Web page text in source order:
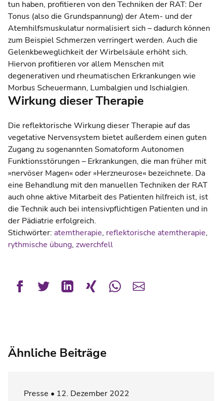
tun haben, profitieren von den Techniken der RAT: Der
Tonus (also die Grundspannung) der Atem- und der
Atemhilfsmuskulatur normalisiert sich – dadurch können
zum Beispiel Schmerzen verringert werden. Auch die
Gelenkbeweglichkeit der Wirbelsäule erhöht sich.
Hiervon profitieren vor allem Menschen mit
degenerativen und rheumatischen Erkrankungen wie
Morbus Scheuermann, Lumbalgien und Ischialgien.
Wirkung dieser Therapie
Die reflektorische Wirkung dieser Therapie auf das
vegetative Nervensystem bietet außerdem einen guten
Zugang zu sogenannten Somatoform Autonomen
Funktionsstörungen – Erkrankungen, die man früher mit
»nervöser Magen« oder »Herzneurose« bezeichnete. Da
eine Behandlung mit den manuellen Techniken der RAT
auch ohne aktive Mitarbeit des Patienten hilfreich ist, ist
die Technik auch bei intensivpflichtigen Patienten und in
der Pädiatrie erfolgreich.
Stichwörter: atemtherapie, reflektorische atemtherapie,
rythmische übung, zwerchfell
Ähnliche Beiträge
Presse 12. Dezember 2022